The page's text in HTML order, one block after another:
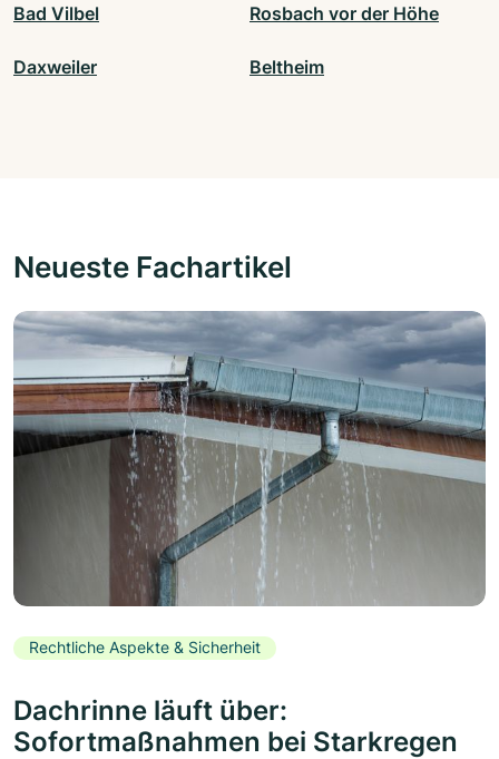
Bad Vilbel Rosbach vor der Höhe
Daxweiler Beltheim
Neueste Fachartikel
Rechtliche Aspekte & Sicherheit
Dachrinne läuft über:
Sofortmaßnahmen bei Starkregen